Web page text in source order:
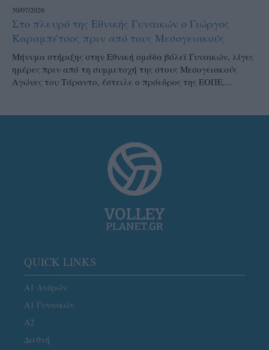
30/07/2026
Στο πλευρό της Εθνικής Γυναικών ο Γιώργος
Καραμπέτσος πριν από τους Μεσογειακούς
Μήνυμα στήριξης στην Εθνική ομάδα βόλεϊ Γυναικών, λίγες
ημέρες πριν από τη συμμετοχή της στους Μεσογειακούς
Αγώνες του Τάραντο, έστειλε ο πρόεδρος της ΕΟΠΕ,...
QUICK LINKS
Α1 Ανδρών
Α1 Γυναικών
A2
Διεθνή